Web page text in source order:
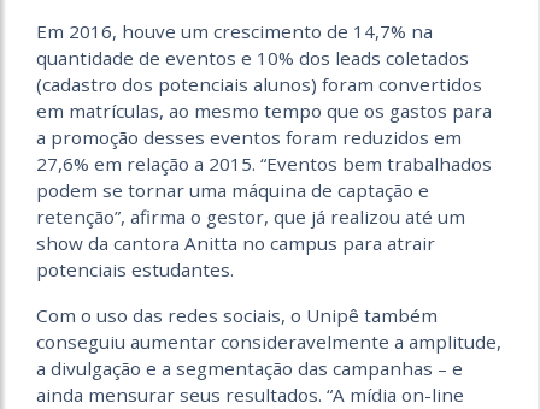
Em 2016, houve um crescimento de 14,7% na
quantidade de eventos e 10% dos leads coletados
(cadastro dos potenciais alunos) foram convertidos
em matrículas, ao mesmo tempo que os gastos para
a promoção desses eventos foram reduzidos em
27,6% em relação a 2015. “Eventos bem trabalhados
podem se tornar uma máquina de captação e
retenção”, afirma o gestor, que já realizou até um
show da cantora Anitta no campus para atrair
potenciais estudantes.
Com o uso das redes sociais, o Unipê também
conseguiu aumentar consideravelmente a amplitude,
a divulgação e a segmentação das campanhas – e
ainda mensurar seus resultados. “A mídia on-line